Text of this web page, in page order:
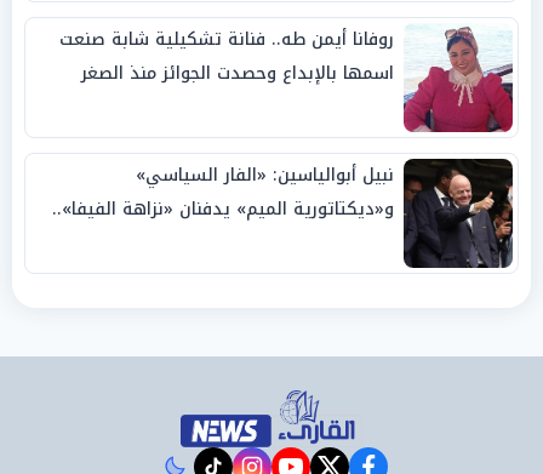
روفانا أيمن طه.. فنانة تشكيلية شابة صنعت
اسمها بالإبداع وحصدت الجوائز منذ الصغر
نبيل أبوالياسين: «الفار السياسي»
و«ديكتاتورية الميم» يدفنان «نزاهة الفيفا»..